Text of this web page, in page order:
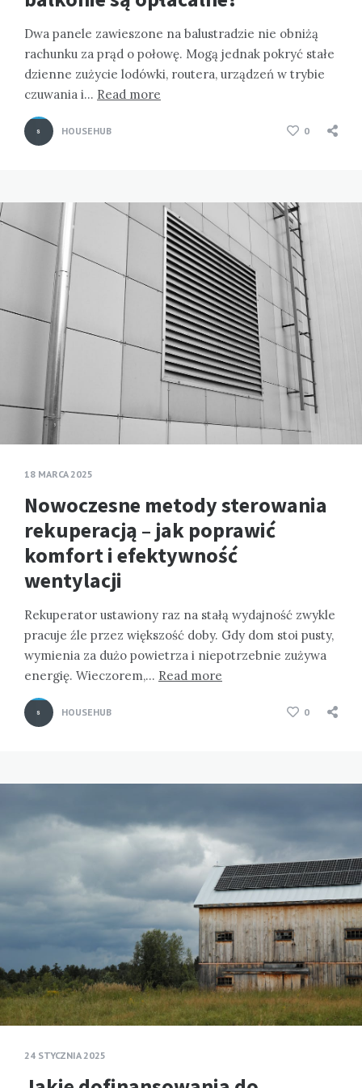
Dwa panele zawieszone na balustradzie nie obniżą
rachunku za prąd o połowę. Mogą jednak pokryć stałe
dzienne zużycie lodówki, routera, urządzeń w trybie
czuwania i… Read more
HOUSEHUB 0
18 MARCA 2025
Nowoczesne metody sterowania
rekuperacją – jak poprawić
komfort i efektywność
wentylacji
Rekuperator ustawiony raz na stałą wydajność zwykle
pracuje źle przez większość doby. Gdy dom stoi pusty,
wymienia za dużo powietrza i niepotrzebnie zużywa
energię. Wieczorem,… Read more
HOUSEHUB 0
24 STYCZNIA 2025